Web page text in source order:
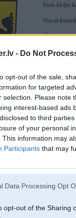
- Do Not
opt-out of the sale,
for targeted
selection. Please note
interest-based ads
to third
of your personal
This information may
Participants that may
Data Processing Opt
opt-out of the Sharing
t4
Šitais kloķis
Visa tā
Jā,
KAroč nav
eur...